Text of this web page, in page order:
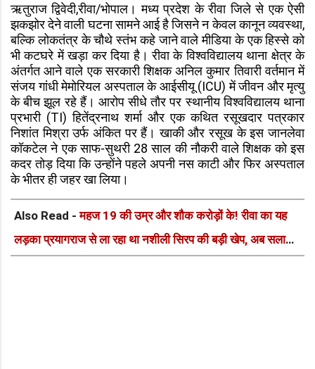
ऋतुराज द्विवेदी,रीवा/भोपाल। मध्य प्रदेश के रीवा जिले से एक ऐसी
झकझोर देने वाली घटना सामने आई है जिसने न केवल कानून व्यवस्था,
बल्कि लोकतंत्र के चौथे स्तंभ कहे जाने वाले मीडिया के एक हिस्से को
भी कटघरे में खड़ा कर दिया है। रीवा के विश्वविद्यालय थाना क्षेत्र के
अंतर्गत आने वाले एक सरकारी शिक्षक अनिल कुमार तिवारी वर्तमान में
संजय गांधी मेमोरियल अस्पताल के आईसीयू (ICU) में जीवन और मृत्यु
के बीच झूल रहे हैं। आरोप सीधे तौर पर स्थानीय विश्वविद्यालय थाना
प्रभारी (TI) हितेंद्रनाथ शर्मा और एक कथित रसूखदार पत्रकार
निशांत मिश्रा उर्फ अंकित पर हैं। खाकी और रसूख के इस जानलेवा
कॉकटेल ने एक साफ-सुथरी 28 साल की नौकरी वाले शिक्षक को इस
कदर तोड़ दिया कि उन्होंने पहले अपनी नस काटी और फिर अस्पताल
के भीतर ही जहर खा लिया।
Also Read -महज 19 की उम्र और शौक करोड़ों के! रीवा का यह
लड़का प्रयागराज से ला रहा था नशीली सिरप की बड़ी खेप, अब सलाखों